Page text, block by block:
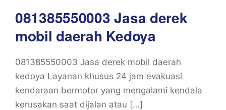
081385550003 Jasa derek
mobil daerah Kedoya
081385550003 Jasa derek mobil daerah
kedoya Layanan khusus 24 jam evakuasi
kendaraan bermotor yang mengalami kendala
kerusakan saat dijalan atau […]